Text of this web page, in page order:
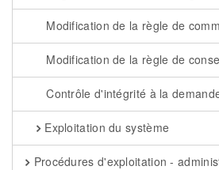
Modification de la règle de
Modification de la règle de
Contrôle d'intégrité à la
Exploitation du système
Procédures d'exploitation -